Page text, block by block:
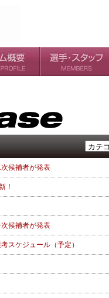
候補者が発表
！
候補者が発表
スケジュール（予定）